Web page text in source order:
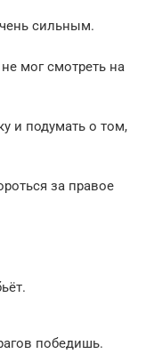
сильным.
мог смотреть на
и подумать о том,
за правое
победишь.